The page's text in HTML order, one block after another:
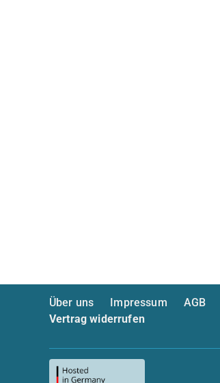
Über uns Impressum AGB
Vertrag widerrufen